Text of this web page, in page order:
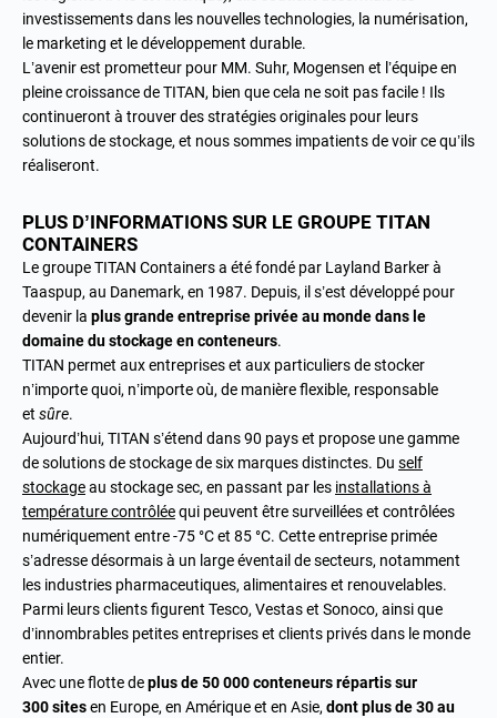
investissements dans les nouvelles technologies, la numérisation,
le marketing et le développement durable.
L’avenir est prometteur pour MM. Suhr, Mogensen et l’équipe en
pleine croissance de TITAN, bien que cela ne soit pas facile ! Ils
continueront à trouver des stratégies originales pour leurs
solutions de stockage, et nous sommes impatients de voir ce qu’ils
réaliseront.
PLUS D’INFORMATIONS SUR LE GROUPE TITAN
CONTAINERS
Le groupe TITAN Containers a été fondé par Layland Barker à
Taaspup, au Danemark, en 1987. Depuis, il s’est développé pour
devenir la plus grande entreprise privée au monde dans le
domaine du stockage en conteneurs.
TITAN permet aux entreprises et aux particuliers de stocker
n’importe quoi, n’importe où, de manière flexible, responsable
et sûre.
Aujourd’hui, TITAN s’étend dans 90 pays et propose une gamme
de solutions de stockage de six marques distinctes. Du self
stockageau stockage sec, en passant par les installations à
température contrôléequi peuvent être surveillées et contrôlées
numériquement entre -75 °C et 85 °C. Cette entreprise primée
s’adresse désormais à un large éventail de secteurs, notamment
les industries pharmaceutiques, alimentaires et renouvelables.
Parmi leurs clients figurent Tesco, Vestas et Sonoco, ainsi que
d’innombrables petites entreprises et clients privés dans le monde
entier.
Avec une flotte deplus de 50 000 conteneurs répartis sur
300 sitesen Europe, en Amérique et en Asie, dont plus de 30 au